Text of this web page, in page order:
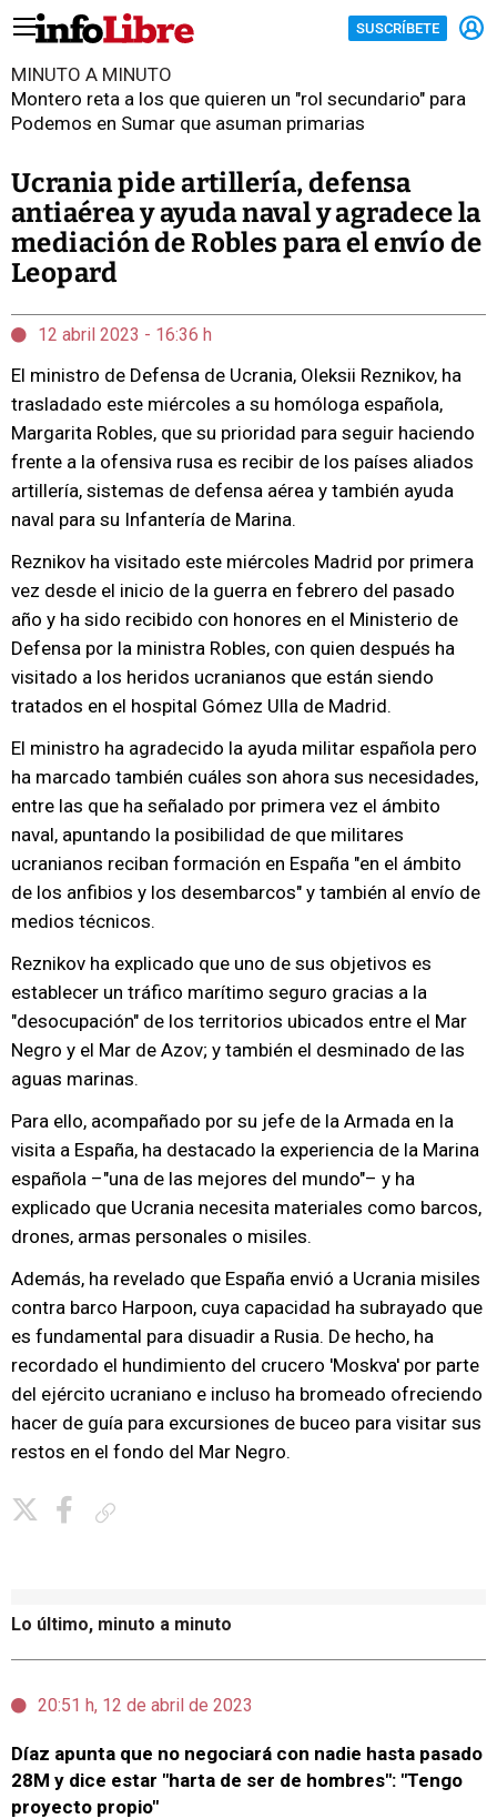
SUSCRÍBETE
MINUTO A MINUTO
Montero reta a los que quieren un "rol secundario" para
Podemos en Sumar que asuman primarias
Ucrania pide artillería, defensa
antiaérea y ayuda naval y agradece la
mediación de Robles para el envío de
Leopard
12 abril 2023 - 16:36 h
El ministro de Defensa de Ucrania, Oleksii Reznikov, ha
trasladado este miércoles a su homóloga española,
Margarita Robles, que su prioridad para seguir haciendo
frente a la ofensiva rusa es recibir de los países aliados
artillería, sistemas de defensa aérea y también ayuda
naval para su Infantería de Marina.
Reznikov ha visitado este miércoles Madrid por primera
vez desde el inicio de la guerra en febrero del pasado
año y ha sido recibido con honores en el Ministerio de
Defensa por la ministra Robles, con quien después ha
visitado a los heridos ucranianos que están siendo
tratados en el hospital Gómez Ulla de Madrid.
El ministro ha agradecido la ayuda militar española pero
ha marcado también cuáles son ahora sus necesidades,
entre las que ha señalado por primera vez el ámbito
naval, apuntando la posibilidad de que militares
ucranianos reciban formación en España "en el ámbito
de los anfibios y los desembarcos" y también al envío de
medios técnicos.
Reznikov ha explicado que uno de sus objetivos es
establecer un tráfico marítimo seguro gracias a la
"desocupación" de los territorios ubicados entre el Mar
Negro y el Mar de Azov; y también el desminado de las
aguas marinas.
Para ello, acompañado por su jefe de la Armada en la
visita a España, ha destacado la experiencia de la Marina
española –"una de las mejores del mundo"– y ha
explicado que Ucrania necesita materiales como barcos,
drones, armas personales o misiles.
Además, ha revelado que España envió a Ucrania misiles
contra barco Harpoon, cuya capacidad ha subrayado que
es fundamental para disuadir a Rusia. De hecho, ha
recordado el hundimiento del crucero 'Moskva' por parte
del ejército ucraniano e incluso ha bromeado ofreciendo
hacer de guía para excursiones de buceo para visitar sus
restos en el fondo del Mar Negro.
Lo último, minuto a minuto
20:51 h, 12 de abril de 2023
Díaz apunta que no negociará con nadie hasta pasado
28M y dice estar "harta de ser de hombres": "Tengo
proyecto propio"